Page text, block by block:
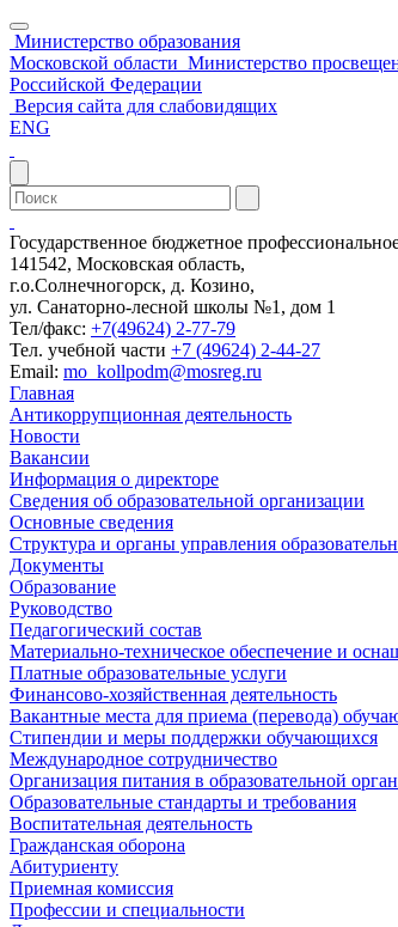
Министерство образования
Московской области Министерство
Российской Федерации
Версия сайта для слабовидящих
ENG
Государственное бюджетное
141542, Московская область,
г.о.Солнечногорск, д. Козино,
ул. Санаторно-лесной школы №1, дом 1
Тел/факс: +7(49624) 2-77-79
Тел. учебной части +7 (49624) 2-44-27
Email: mo_kollpodm@mosreg.ru
Главная
Антикоррупционная деятельность
Новости
Вакансии
Информация о директоре
Сведения об образовательной организации
Основные сведения
Структура и органы управления
Документы
Образование
Руководство
Педагогический состав
Материально-техническое обеспечение и
Платные образовательные услуги
Финансово-хозяйственная деятельность
Вакантные места для приема (перевода)
Стипендии и меры поддержки обучающихся
Международное сотрудничество
Организация питания в образовательной
Образовательные стандарты и требования
Воспитательная деятельность
Гражданская оборона
Абитуриенту
Приемная комиссия
Профессии и специальности